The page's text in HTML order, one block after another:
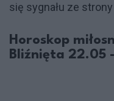
się sygnału ze
Horoskop
Bliźnięta 22.05